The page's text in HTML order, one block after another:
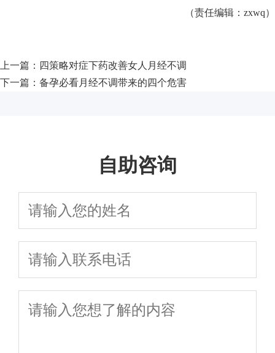
（责任编辑：zxwq）
上一篇： 四策略对症下药改善女人月经不调
下一篇： 备孕必看月经不调带来的四个危害
自助咨询